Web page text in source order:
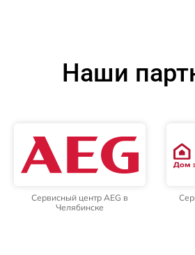
Наши
Сервисный центр AEG в
Челябинске